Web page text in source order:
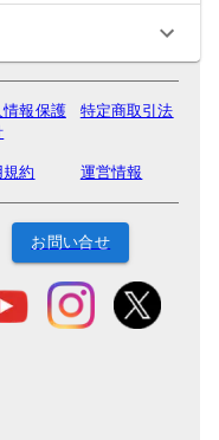
情報保護
特定商取引法
約 運営情報
お問い合せ